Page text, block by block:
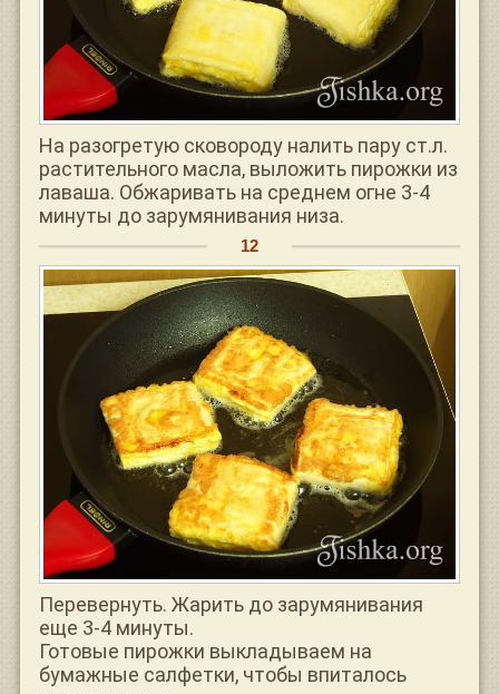
На разогретую сковороду налить пару ст.л.
растительного масла, выложить пирожки из
лаваша. Обжаривать на среднем огне 3-4
минуты до зарумянивания низа.
Перевернуть. Жарить до зарумянивания
еще 3-4 минуты.
Готовые пирожки выкладываем на
бумажные салфетки, чтобы впиталось